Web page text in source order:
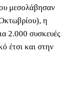
μεσολάβησαν
η
2.000 συσκευές
έτσι και στην